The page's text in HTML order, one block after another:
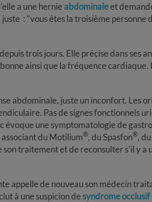
a une hernie abdominaleet
: "vous êtes la troisième personne
trois jours. Elle précise dans ses
ainsi que la fréquence cardiaque.
abdominale, juste un inconfort. Les
Pas de signes fonctionnels
évoque une symptomatologie de
du Motilium®, du Spasfon®,
traitement et de reconsulter s'il y a
appelle de nouveau son médecin
à une suspicion desyndrome occlusif